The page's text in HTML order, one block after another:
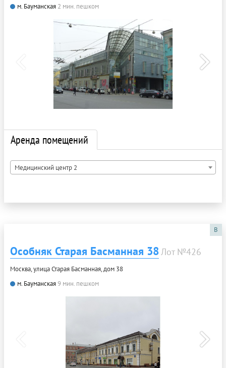
м. Бауманская 2 мин. пешком
Аренда помещений
Медицинский центр 2
B
Особняк Старая Басманная 38Лот №426
Москва, улица Старая Басманная, дом 38
м. Бауманская9 мин. пешком